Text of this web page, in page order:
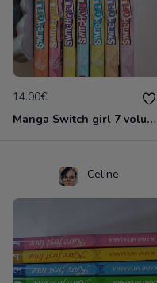
14.00€
Manga Switch girl 7 volumes
Celine